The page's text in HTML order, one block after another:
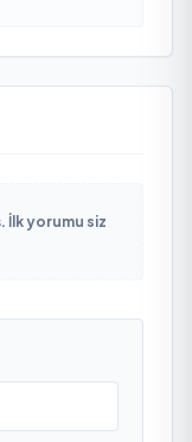
İlk yorumu siz